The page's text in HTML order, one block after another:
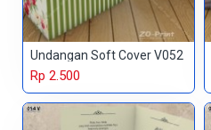
Undangan Soft Cover V052
Rp 2.500